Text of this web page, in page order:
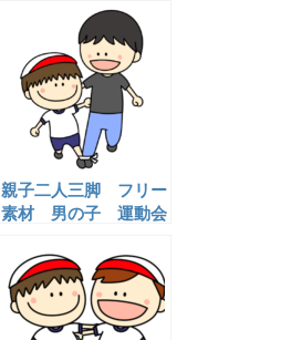
親子二人三脚 フリー
素材 男の子 運動会